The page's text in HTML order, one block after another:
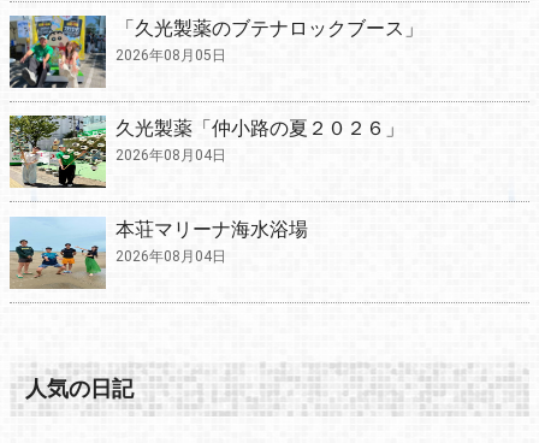
「久光製薬のブテナロックブース」
2026年08月05日
久光製薬「仲小路の夏２０２６」
2026年08月04日
本荘マリーナ海水浴場
2026年08月04日
人気の日記